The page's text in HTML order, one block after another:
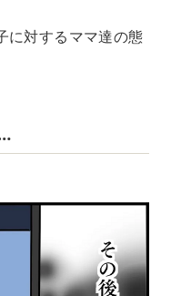
に対するママ達の態